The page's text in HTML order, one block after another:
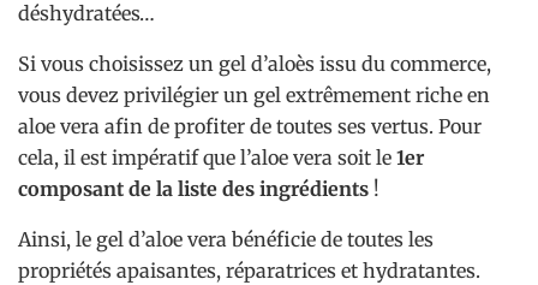
déshydratées…
Si vous choisissez un gel d’aloès issu du commerce,
vous devez privilégier un gel extrêmement riche en
aloe vera afin de profiter de toutes ses vertus. Pour
cela, il est impératif que l’aloe vera soit le 1er
composant de la liste des ingrédients !
Ainsi, le gel d’aloe vera bénéficie de toutes les
propriétés apaisantes, réparatrices et hydratantes.